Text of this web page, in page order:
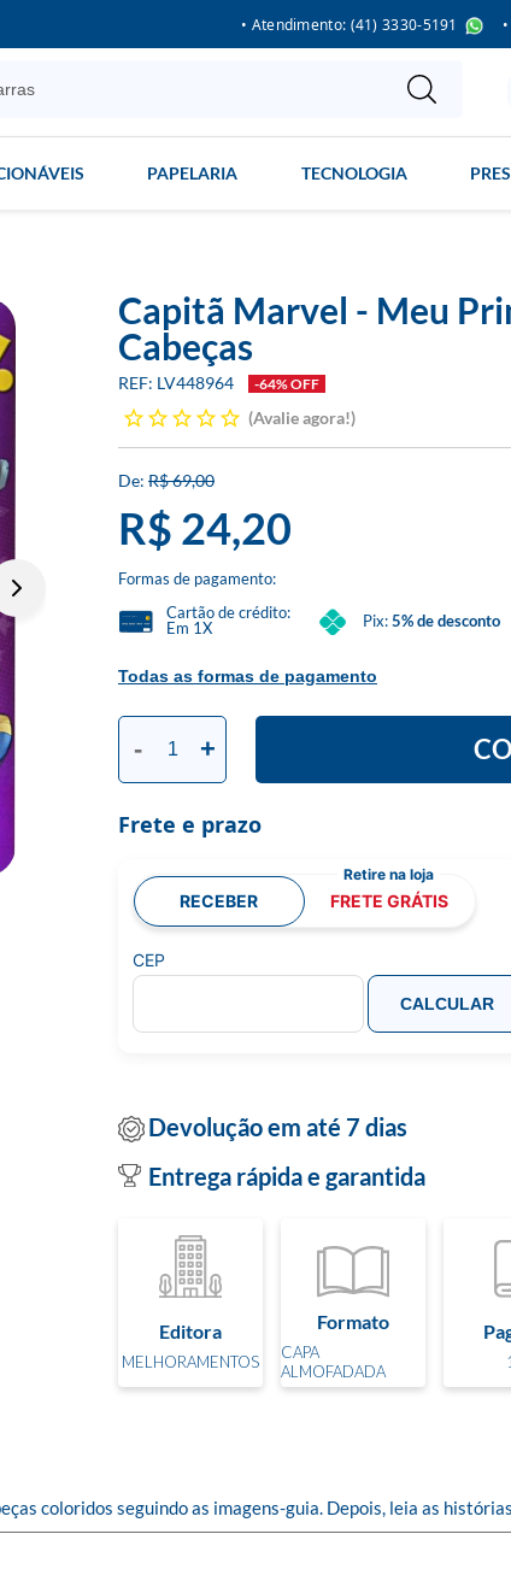
• Atendimento: (41) 3330-5191
PAPELARIA TECNOLOGIA
Capitã Marvel - Meu
Cabeças
LV448964 -64% OFF
Avalie agora!
R$ 69,00
R$ 24,20
Formas de pagamento:
Todas as formas de pagamento
Cartão de crédito:
Em 1X
Pix:5% de desconto
- +
Frete e prazo
RECEBER FRETE GRÁTIS
CEP
CALCULAR
Devolução em até 7 dias
Entrega rápida e garantida
Editora
MELHORAMENTOS
Formato
CAPA
ALMOFADADA
coloridos seguindo as imagens-guia. Depois, leia as